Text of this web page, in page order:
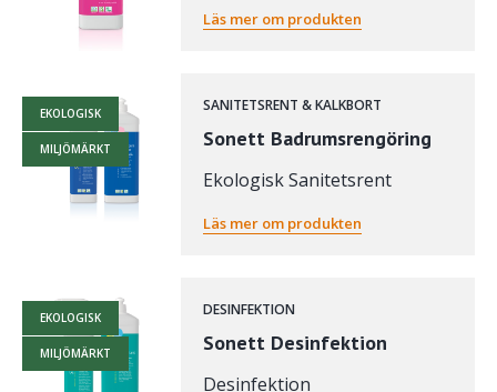
Läs mer om produkten
EKOLOGISK
MILJÖMÄRKT
SANITETSRENT & KALKBORT
Sonett Badrumsrengöring
Ekologisk Sanitetsrent
Läs mer om produkten
EKOLOGISK
MILJÖMÄRKT
DESINFEKTION
Sonett Desinfektion
Desinfektion